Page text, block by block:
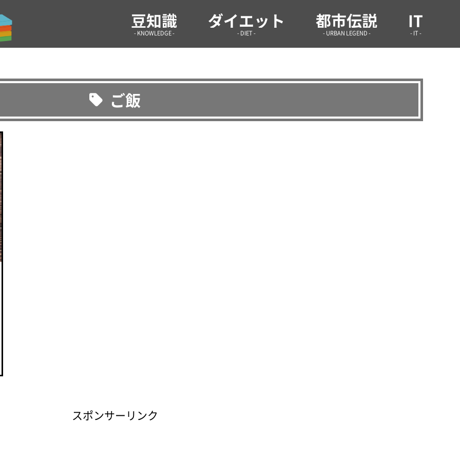
気になる情報や生活の役に立つような雑学などを紹介！ 雑学infoまとめ.site
豆知識
- KNOWLEDGE -
ダイエット
- DIET -
都市伝説
- URBAN LEGEND -
IT
- IT -
ご飯
スポンサーリンク